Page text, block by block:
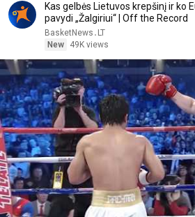
Kas gelbės Lietuvos krepšinį ir ko
pavydi „Žalgiriui“ | Off the Record
BasketNews․LT
New
49K views